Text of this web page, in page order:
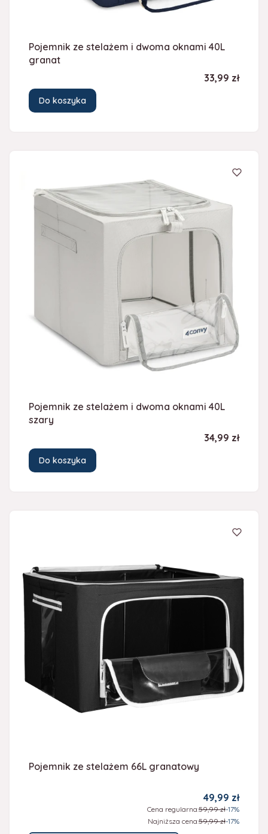
Pojemnik ze stelażem i dwoma oknami 40L
granat
Cena
33,99 zł
Do koszyka
Pojemnik ze stelażem i dwoma oknami 40L
szary
Cena
34,99 zł
Do koszyka
Pojemnik ze stelażem 66L granatowy
Cena
49,99 zł
Cena regularna:59,99 zł-17%
Najniższa cena:59,99 zł-17%